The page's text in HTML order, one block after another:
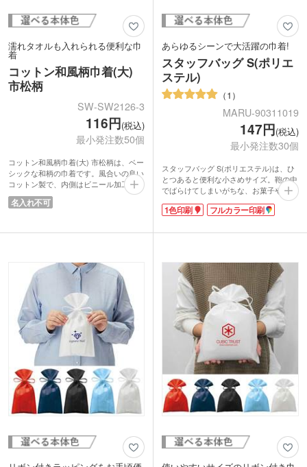
濡れタオルも入れられる便利な巾
着
コットン和風柄巾着(大)
市松柄
SW-SW2126-3
116円(税込)
最小発注数50個
コットン和風柄巾着(大) 市松柄は、ベー
シックな和柄の巾着です。風合いの良い
コットン製で、内側はビニール加工され
ており濡れたタオルも入れられます。旅
館や温泉に限らず、インバウンド需要の
ントラストが強いイメージですが、柔ら
かい雰囲気にアレンジされているので使
いやすいデザインです。バリエーション
のある全5色展開。武道大会の参加特典
などにもどうぞ。
名入れ不可
あらゆるシーンで大活躍の巾着!
スタッフバッグ S(ポリエ
ステル)
1
MARU-90311019
147円(税込)
最小発注数30個
スタッフバッグ S(ポリエステル)は、ひ
とつあると便利な小さめサイズ。鞄の中
でばらけてしまいがちな、お菓子やサプ
リ、アメニティ、充電器などのコード類
にも最適!温泉やジム、旅行の時の小物
ポリエステル素材なので、汚れも落とし
ストッパー付きで、簡単にしっかりと口
を閉められて安心ですね。
5種類のカラー展開で、ベーシックなブ
ラック・ホワイトの他、鮮やかなレッ
ド・ブルー・イエローもあります。名入
れも可能で、シルク1色印刷、フルカラ
ー転写印刷に対応。イメージに合ったも
のを選べるので、オリジナリティが出せ
1色印刷 フルカラー印刷